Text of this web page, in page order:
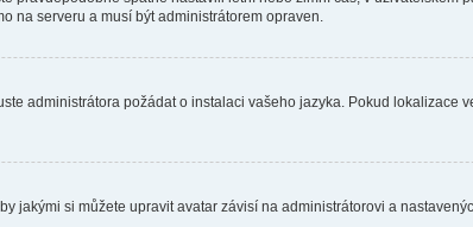
na serveru a musí být administrátorem opraven.
administrátora požádat o instalaci vašeho jazyka. Pokud lokalizace
jakými si můžete upravit avatar závisí na administrátorovi a